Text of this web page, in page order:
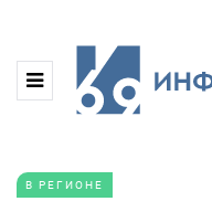
В РЕГИОНЕ